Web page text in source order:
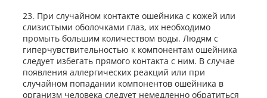
23. При случайном контакте ошейника с кожей или
слизистыми оболочками глаз, их необходимо
промыть большим количеством воды. Людям с
гиперчувствительностью к компонентам ошейника
следует избегать прямого контакта с ним. В случае
появления аллергических реакций или при
случайном попадании компонентов ошейника в
организм человека следует немедленно обратиться